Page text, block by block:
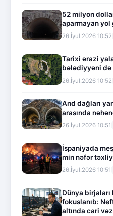
52 milyon
aparmayan yol
26.İyul.2026 10:52
Tarixi ərazi
bələdiyyəni də
26.İyul.2026 10:52
And dağları
arasında
26.İyul.2026 10:51
İspaniyada
min nəfər
26.İyul.2026 10:51
Dünya
fokuslanıb:
altında cari